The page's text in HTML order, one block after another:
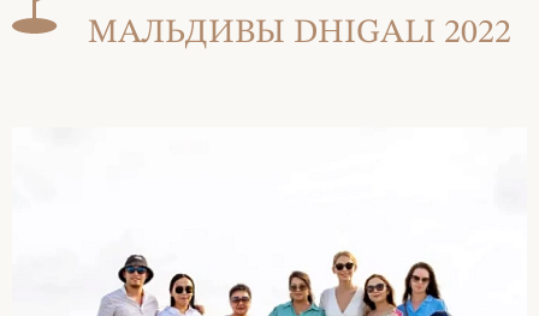
МАЛЬДИВЫ DHIGALI 2022